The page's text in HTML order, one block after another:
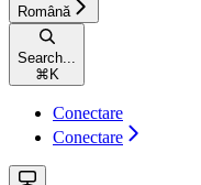
Română
Search...
⌘ K
Conectare
Conectare